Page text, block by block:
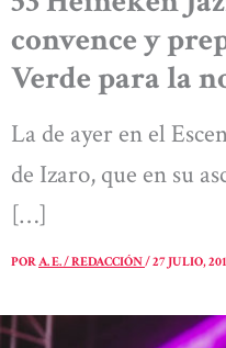
convence y
Verde para la
La de ayer en el
de Izaro, que en su
[…]
PORA. E. / REDACCIÓN/27 JULIO,